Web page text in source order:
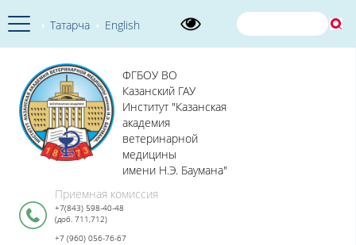
Татарча English
ФГБОУ ВО
Казанский ГАУ
Институт "Казанская
академия
ветеринарной
медицины
имени Н.Э. Баумана"
Приемная комиссия
+7(843) 598-40-48
(доб. 711,712)
+7 (960) 056-76-67